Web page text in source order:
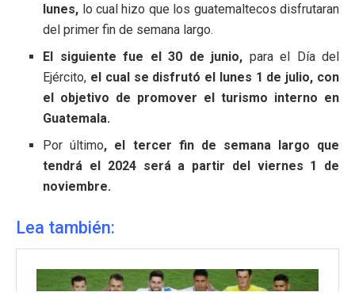
lunes, lo cual hizo que los guatemaltecos disfrutaran
del primer fin de semana largo.
El siguiente fue el 30 de junio, para el Día del
Ejército, el cual se disfrutó el lunes 1 de julio, con
el objetivo de promover el turismo interno en
Guatemala.
Por último, el tercer fin de semana largo que
tendrá el 2024 será a partir del viernes 1 de
noviembre.
Lea también: